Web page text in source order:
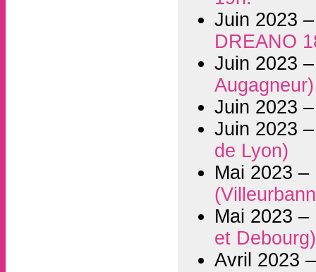
Juin 2023
DREANO
Juin 2023
Augagneur)
Juin 2023
Juin 2023
de Lyon)
Mai 2023 –
Mai 2023 –
et Debourg)
Avril 2023